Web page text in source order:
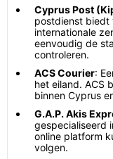
Cyprus Post
postdienst biedt
internationale
eenvoudig de
controleren.
ACS Courier:
het eiland. ACS
binnen Cyprus
G.A.P. Akis
gespecialiseerd
online platform
volgen.